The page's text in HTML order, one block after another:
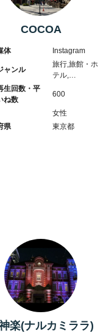
COCOA
体 Instagram
ャンル
旅行,旅館・ホ
テル,…
生回数・平
ね数
600
女性
県
東京都
楽(ナルカミララ)